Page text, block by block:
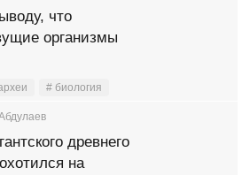
что
организмы
# биология
древнего
на